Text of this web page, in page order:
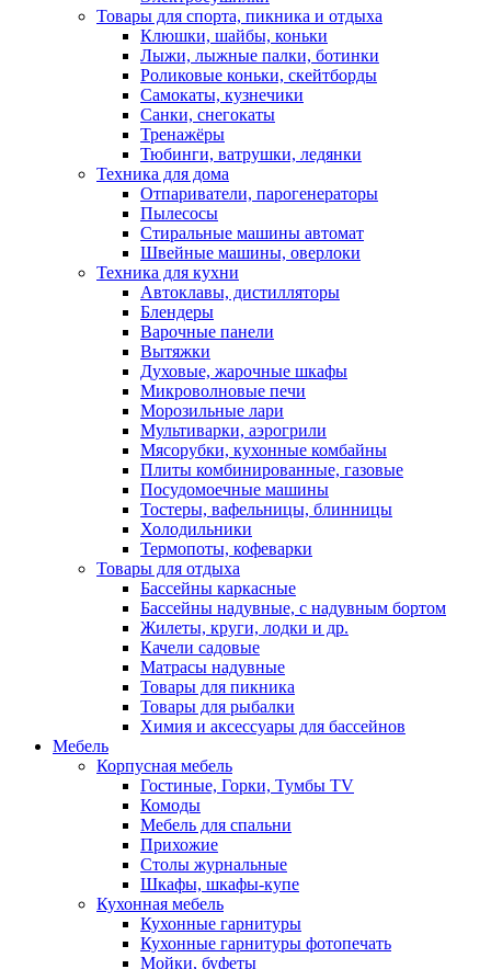
Товары для спорта, пикника и отдыха
Клюшки, шайбы, коньки
Лыжи, лыжные палки, ботинки
Роликовые коньки, скейтборды
Самокаты, кузнечики
Санки, снегокаты
Тренажёры
Тюбинги, ватрушки, ледянки
Техника для дома
Отпариватели, парогенераторы
Пылесосы
Стиральные машины автомат
Швейные машины, оверлоки
Техника для кухни
Автоклавы, дистилляторы
Блендеры
Варочные панели
Вытяжки
Духовые, жарочные шкафы
Микроволновые печи
Морозильные лари
Мультиварки, аэрогрили
Мясорубки, кухонные комбайны
Плиты комбинированные, газовые
Посудомоечные машины
Тостеры, вафельницы, блинницы
Холодильники
Термопоты, кофеварки
Товары для отдыха
Бассейны каркасные
Бассейны надувные, с надувным бортом
Жилеты, круги, лодки и др.
Качели садовые
Матрасы надувные
Товары для пикника
Товары для рыбалки
Химия и аксессуары для бассейнов
Мебель
Корпусная мебель
Гостиные, Горки, Тумбы TV
Комоды
Мебель для спальни
Прихожие
Столы журнальные
Шкафы, шкафы-купе
Кухонная мебель
Кухонные гарнитуры
Кухонные гарнитуры фотопечать
Мойки, буфеты